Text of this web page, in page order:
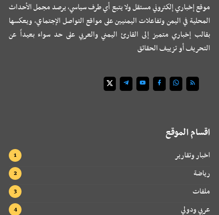
موقع إخباري إلكتروني مستقل ولا يتبع أي طرف سياسي، يرصد مجمل الأحداث
المحلية في اليمن وتفاعلات اليمنيين على مواقع التواصل الإجتماعي، ويعكسها
بقالب إخباري متميز إلى القارئ اليمني والعربي على حد سواء بعيداً عن
التحريف أو تزييف الحقائق
اقسام الموقع
اخبار وتقارير
رياضة
ملفات
عربي ودولي